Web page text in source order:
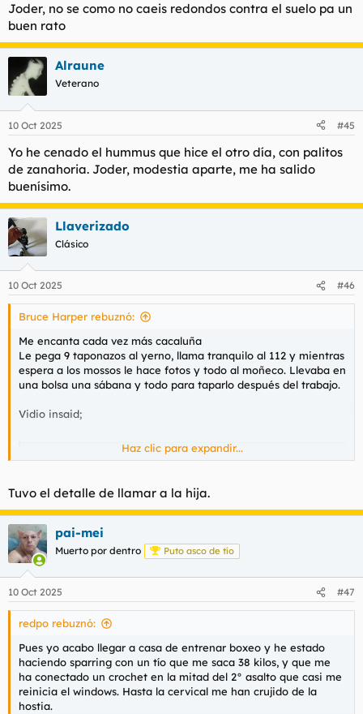
Joder, no se como no caeis redondos contra el suelo pa un
buen rato
Alraune
Veterano
10 Oct 2025 #45
Yo he cenado el hummus que hice el otro día, con palitos
de zanahoria. Joder, modestia aparte, me ha salido
buenísimo.
Llaverizado
Clásico
10 Oct 2025 #46
Bruce Harper rebuznó:
Me encanta cada vez más cacaluña
Le pega 9 taponazos al yerno, llama tranquilo al 112 y mientras
espera a los mossos le hace fotos y todo al moñeco. Llevaba en
una bolsa una sábana y todo para taparlo después del trabajo.
Vidio insaid;
El hombre que mató a un agente de los Mossos llamó a su hija para decirle que había asesinado a su marido
decirle que había asesinado a su marido después de
elcaso.elnacional.cat
Haz clic para expandir...
Tuvo el detalle de llamar a la hija.
pai-mei
Muerto por dentro Puto asco de tío
10 Oct 2025 #47
redpo rebuznó:
Pues yo acabo llegar a casa de entrenar boxeo y he estado
haciendo sparring con un tío que me saca 38 kilos, y que me
ha conectado un crochet en la mitad del 2° asalto que casi me
reinicia el windows. Hasta la cervical me han crujido de la
hostia.